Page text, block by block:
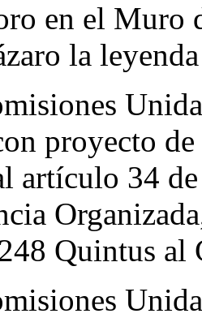
en el Muro
la
proyecto
artículo 34
Quintus al